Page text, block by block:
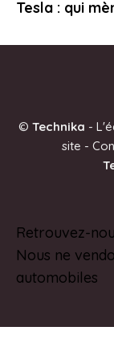
Tesla : qui
© Technika -
site -
Retrouvez-
Nous ne
automobiles